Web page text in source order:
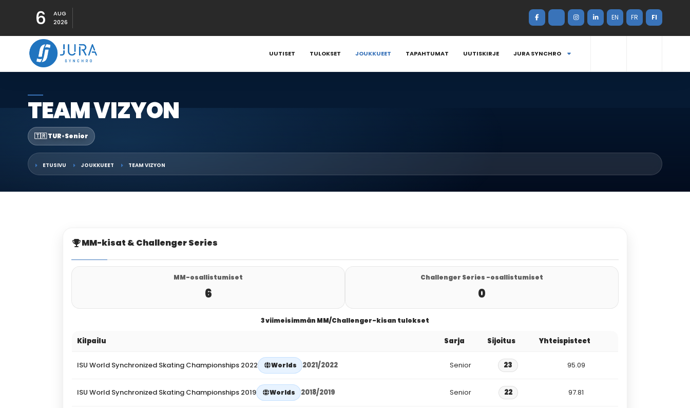
6
AUG
2026
EN FR FI
UUTISET TULOKSET JOUKKUEET TAPAHTUMAT UUTISKIRJE JURA SYNCHRO
TEAM VIZYON
🇹🇷 TUR•Senior
ETUSIVU JOUKKUEET TEAM VIZYON
MM-kisat & Challenger Series
MM-osallistumiset
6
Challenger Series -osallistumiset
0
3 viimeisimmän MM/Challenger-kisan tulokset
Kilpailu Sarja Sijoitus Yhteispisteet
ISU World Synchronized Skating Championships 2022 Worlds 2021/2022 Senior 23 95.09
ISU World Synchronized Skating Championships 2019 Worlds 2018/2019 Senior 22 97.81